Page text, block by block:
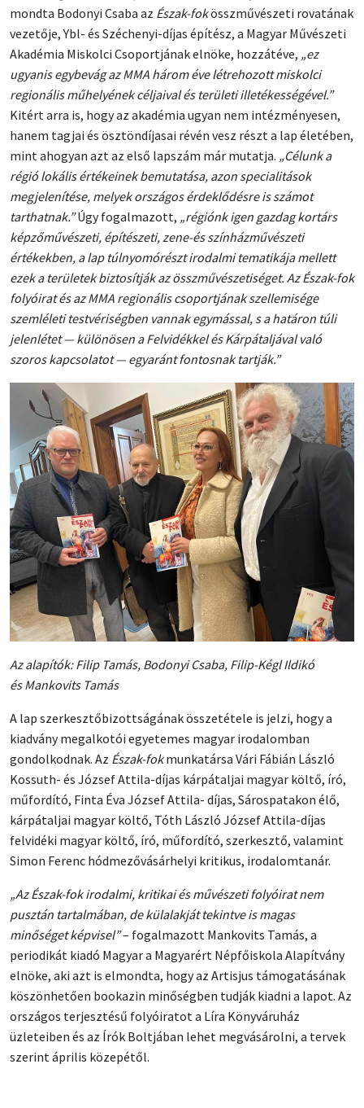
mondta Bodonyi Csaba az Észak-fokösszművészeti rovatának
vezetője, Ybl- és Széchenyi-díjas építész, a Magyar Művészeti
Akadémia Miskolci Csoportjának elnöke, hozzátéve, „ez
ugyanis egybevág az MMA három éve létrehozott miskolci
regionális műhelyének céljaival és területi illetékességével.”
Kitért arra is, hogy az akadémia ugyan nem intézményesen,
hanem tagjai és ösztöndíjasai révén vesz részt a lap életében,
mint ahogyan azt az első lapszám már mutatja. „Célunk a
régió lokális értékeinek bemutatása, azon specialitások
megjelenítése, melyek országos érdeklődésre is számot
tarthatnak.”Úgy fogalmazott, „régiónk igen gazdag kortárs
képzőművészeti, építészeti, zene-és színházművészeti
értékekben, a lap túlnyomórészt irodalmi tematikája mellett
ezek a területek biztosítják az összművészetiséget. Az Észak-fok
folyóirat és az MMA regionális csoportjának szellemisége
szemléleti testvériségben vannak egymással, s a határon túli
jelenlétet — különösen a Felvidékkel és Kárpátaljával való
szoros kapcsolatot — egyaránt fontosnak tartják.”
Az alapítók: Filip Tamás, Bodonyi Csaba, Filip-Kégl Ildikó
és Mankovits Tamás
A lap szerkesztőbizottságának összetétele is jelzi, hogy a
kiadvány megalkotói egyetemes magyar irodalomban
gondolkodnak. Az Észak-fokmunkatársa Vári Fábián László
Kossuth- és József Attila-díjas kárpátaljai magyar költő, író,
műfordító, Finta Éva József Attila- díjas, Sárospatakon élő,
kárpátaljai magyar költő, Tóth László József Attila-díjas
felvidéki magyar költő, író, műfordító, szerkesztő, valamint
Simon Ferenc hódmezővásárhelyi kritikus, irodalomtanár.
„Az Észak-fok irodalmi, kritikai és művészeti folyóirat nem
pusztán tartalmában, de külalakját tekintve is magas
minőséget képvisel”– fogalmazott Mankovits Tamás, a
periodikát kiadó Magyar a Magyarért Népfőiskola Alapítvány
elnöke, aki azt is elmondta, hogy az Artisjus támogatásának
köszönhetően bookazin minőségben tudják kiadni a lapot. Az
országos terjesztésű folyóiratot a Líra Könyváruház
üzleteiben és az Írók Boltjában lehet megvásárolni, a tervek
szerint április közepétől.